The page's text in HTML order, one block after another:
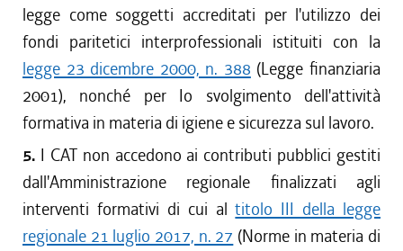
legge come soggetti accreditati per l'utilizzo dei
fondi paritetici interprofessionali istituiti con la
legge 23 dicembre 2000, n. 388 (Legge finanziaria
2001), nonché per Io svolgimento dell'attività
formativa in materia di igiene e sicurezza sul lavoro.
5. I CAT non accedono ai contributi pubblici gestiti
dall'Amministrazione regionale finalizzati agli
interventi formativi di cui altitolo III della legge
regionale 21 luglio 2017, n. 27 (Norme in materia di